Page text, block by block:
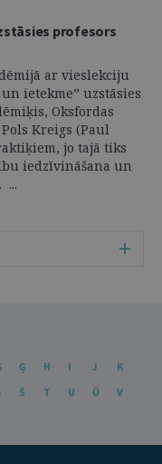
profesors
ar vieslekciju
ietekme” uzstāsies
Oksfordas
Kreigs (Paul
jo tajā tiks
iedzīvināšana un
...
Ģ H I J
K
Š T U Ū
V